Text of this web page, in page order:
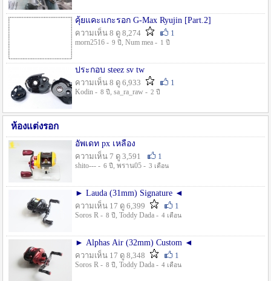
คุ้ยแคะแกะรอก G-Max Ryujin [Part.2]
ความเห็น 8 ดู 8,274
1
morn2516 - 9 ปี , Num mea - 1 ปี
ประกอบ steez sv tw
ความเห็น 8 ดู 6,933
1
Kodin - 8 ปี , sa_ra_raw - 2 ปี
ห้องแต่งรอก
อัพเดท px เหลือง
ความเห็น 7 ดู 3,591
1
shito--- - 6 ปี , พราน05 - 3 เดือน
► Lauda (31mm) Signature ◄
ความเห็น 17 ดู 6,399
1
Soros R - 8 ปี , Toddy Dada - 4 เดือน
► Alphas Air (32mm) Custom ◄
ความเห็น 17 ดู 8,348
1
Soros R - 8 ปี , Toddy Dada - 4 เดือน